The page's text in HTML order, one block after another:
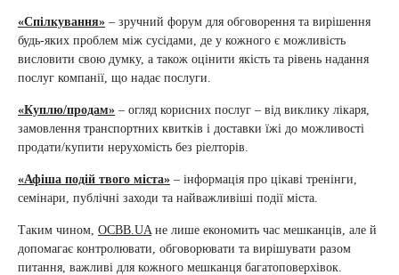
«Спілкування» – зручний форум для обговорення та вирішення
будь-яких проблем між сусідами, де у кожного є можливість
висловити свою думку, а також оцінити якість та рівень надання
послуг компанії, що надає послуги.
«Куплю/продам» – огляд корисних послуг – від виклику лікаря,
замовлення транспортних квитків і доставки їжі до можливості
продати/купити нерухомість без ріелторів.
«Афіша подій твого міста» – інформація про цікаві тренінги,
семінари, публічні заходи та найважливіші події міста.
Таким чином, ОСBB.UAне лише економить час мешканців, але й
допомагає контролювати, обговорювати та вирішувати разом
питання, важливі для кожного мешканця багатоповерхівок.